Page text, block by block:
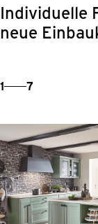
Individuelle
neue
1 7